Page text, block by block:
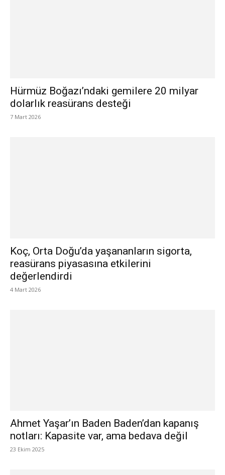
Hürmüz Boğazı’ndaki gemilere 20 milyar
dolarlık reasürans desteği
7 Mart 2026
Koç, Orta Doğu’da yaşananların sigorta,
reasürans piyasasına etkilerini
değerlendirdi
4 Mart 2026
Ahmet Yaşar’ın Baden Baden’dan kapanış
notları: Kapasite var, ama bedava değil
23 Ekim 2025